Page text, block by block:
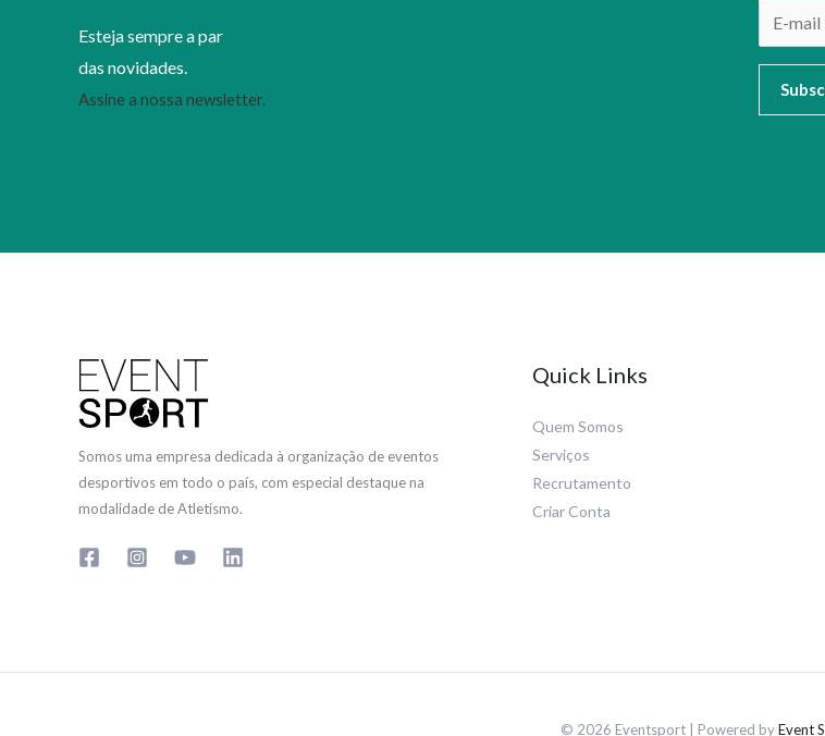
Esteja sempre a par
das novidades.
Assine a nossa newsletter.
Somos uma empresa dedicada à organização de eventos
desportivos em todo o país, com especial destaque na
modalidade de Atletismo.
Quick Links
Quem Somos
Serviços
Recrutamento
Criar Conta
© 2026 Eventsport | Powered byEvent